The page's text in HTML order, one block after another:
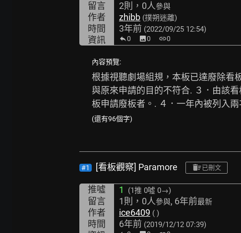
留言 2則，0人參與
作者 zhibb (撲朔迷離)
時間 3年前 (2022/09/25 12:54)
資訊 0 image0 link0
內容預覽:
根據視聽劇場組規，本板已達廢除看
與原來申請的目的不符合. ３．由該
板申請廢板者。. ４．一年內被列入
(還有96個字)
#1 [看板觀察] Paramore 已刪文
推噓 1 (1推 0噓 0→)
留言 1則，0人參與, 6年前最新
作者 ice6409 ( )
時間 6年前 (2019/12/12 07:39)